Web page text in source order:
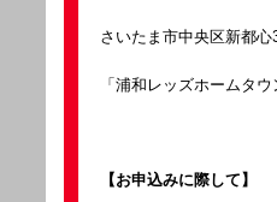
さいたま市中央区新都
「浦和レッズホームタ
【お申込みに際して】